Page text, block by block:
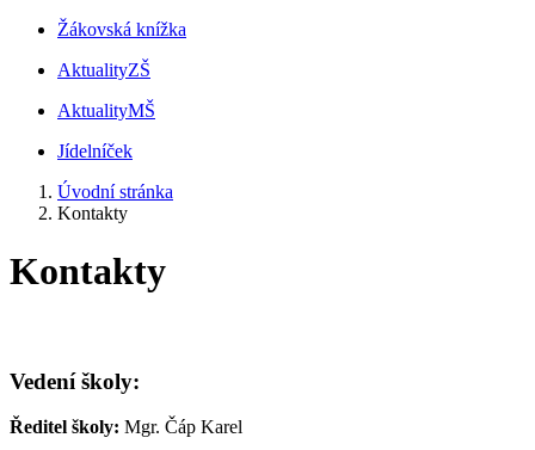
Žákovská knížka
AktualityZŠ
AktualityMŠ
Jídelníček
Úvodní stránka
Kontakty
Kontakty
Vedení školy:
Ředitel školy: Mgr. Čáp Karel